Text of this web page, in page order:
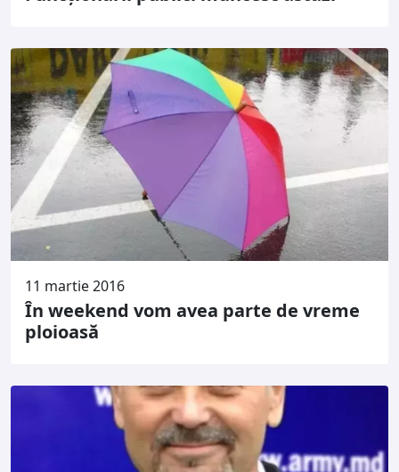
11 martie 2016
În weekend vom avea parte de vreme
ploioasă